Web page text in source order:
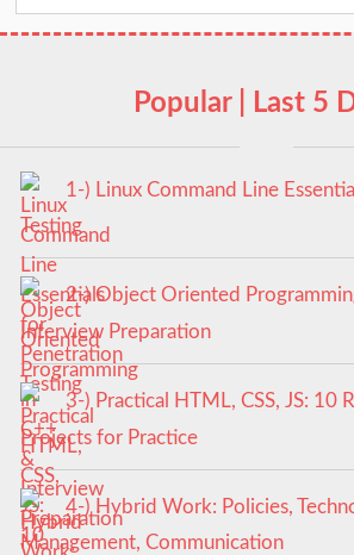
Popular | Last 5
1-) Linux Command Line
Testing
2-) Object Oriented
Interview Preparation
3-) Practical HTML, CSS, JS: 10
Projects for Practice
4-) Hybrid Work: Policies,
Management, Communication